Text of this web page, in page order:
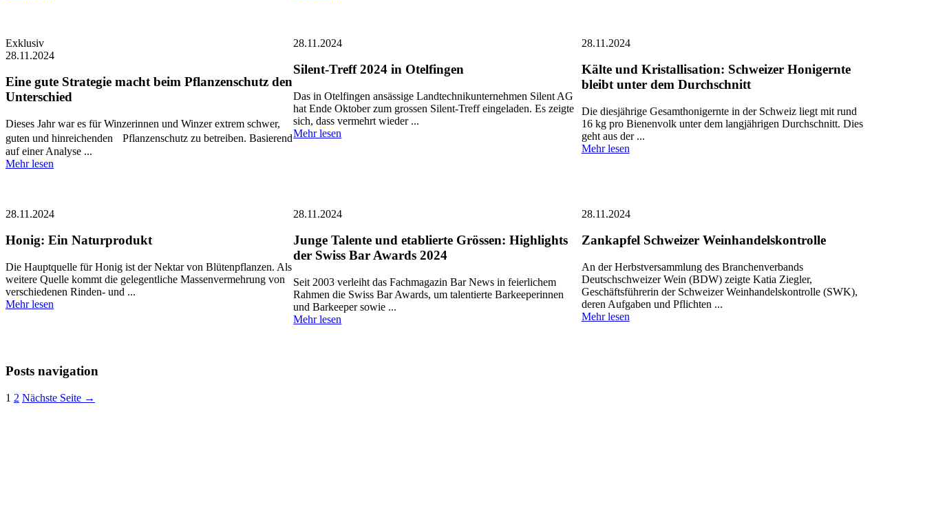
Exklusiv
28.11.2024
Eine gute Strategie macht beim Pflanzenschutz den
Unterschied
Dieses Jahr war es für Winzerinnen und Winzer extrem schwer,
guten und hinreichenden Pflanzenschutz zu betreiben. Basierend
auf einer Analyse ...
Mehr lesen
28.11.2024
Silent-Treff 2024 in Otelfingen
Das in Otelfingen ansässige Landtechnikunternehmen Silent AG
hat Ende Oktober zum grossen Silent-Treff eingeladen. Es zeigte
sich, dass vermehrt wieder ...
Mehr lesen
28.11.2024
Kälte und Kristallisation: Schweizer Honigernte
bleibt unter dem Durchschnitt
Die diesjährige Gesamthonigernte in der Schweiz liegt mit rund
16 kg pro Bienenvolk unter dem langjährigen Durchschnitt. Dies
geht aus der ...
Mehr lesen
28.11.2024
Honig: Ein Naturprodukt
Die Hauptquelle für Honig ist der Nektar von Blütenpflanzen. Als
weitere Quelle kommt die gelegentliche Massenvermehrung von
verschiedenen Rinden- und ...
Mehr lesen
28.11.2024
Junge Talente und etablierte Grössen: Highlights
der Swiss Bar Awards 2024
Seit 2003 verleiht das Fachmagazin Bar News in feierlichem
Rahmen die Swiss Bar Awards, um talentierte Barkeeperinnen
und Barkeeper sowie ...
Mehr lesen
28.11.2024
Zankapfel Schweizer Weinhandelskontrolle
An der Herbstversammlung des Branchenverbands
Deutschschweizer Wein (BDW) zeigte Katia Ziegler,
Geschäftsführerin der Schweizer Weinhandelskontrolle (SWK),
deren Aufgaben und Pflichten ...
Mehr lesen
Posts navigation
1 2 Nächste Seite →